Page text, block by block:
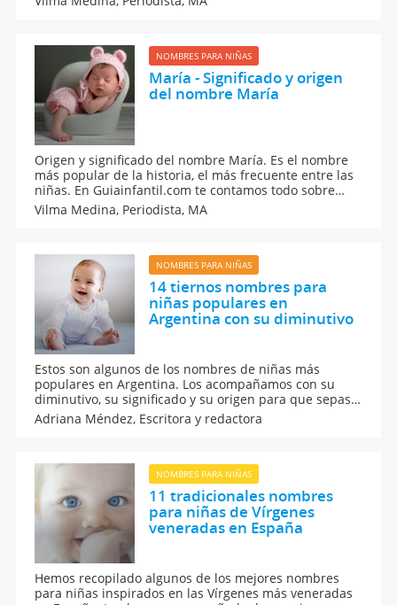
cuándo se celebra su onomástica, y a qué rasgos
NOMBRES PARA NIÑAS
María - Significado y origen
del nombre María
Origen y significado del nombre María. Es el nombre
más popular de la historia, el más frecuente entre las
niñas. En Guiainfantil.com te contamos todo sobre
este nombre, personajes famosos que lo llevan como
nombre, el día de su santo, qué dice la numerología
Vilma Medina, Periodista, MA
NOMBRES PARA NIÑAS
14 tiernos nombres para
niñas populares en
Argentina con su diminutivo
Estos son algunos de los nombres de niñas más
populares en Argentina. Los acompañamos con su
diminutivo, su significado y su origen para que sepas
cuál es mejor elegir. Toma nota de estas ideas de
nombres con origen religioso o inspiración en las
Adriana Méndez, Escritora y redactora
NOMBRES PARA NIÑAS
11 tradicionales nombres
para niñas de Vírgenes
veneradas en España
Hemos recopilado algunos de los mejores nombres
para niñas inspirados en las Vírgenes más veneradas